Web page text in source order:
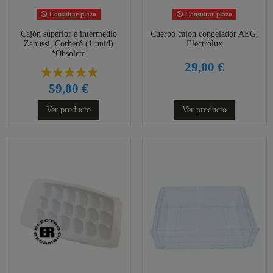
Consultar plazo
Cajón superior e intermedio
Zanussi, Corberó (1 unid)
*Obsoleto
59,00 €
Ver producto
Consultar plazo
Cuerpo cajón congelador AEG,
Electrolux
29,00 €
Ver producto